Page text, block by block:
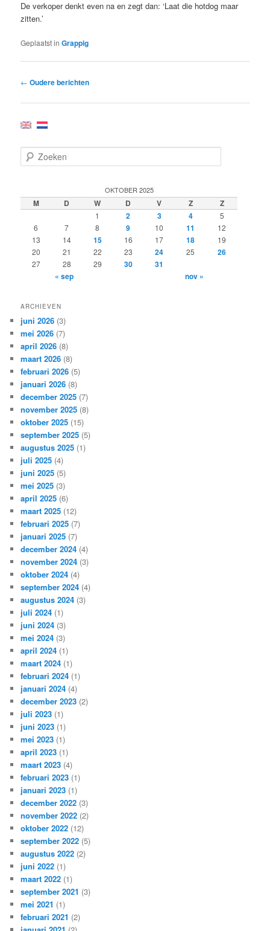
De verkoper denkt even na en zegt dan: ‘Laat die hotdog maar
zitten.’
Geplaatst in Grappig
Bericht
← Oudere berichten
o
e
n
OKTOBER 2025
M D W D V Z Z
1 2 3 4
5
6
7 8 9 10 11
12
13
14 15 16 17 18
19
20
21 22 23 24 25 26
27 28 29 30
31
« sep
nov »
ARCHIEVEN
juni 2026 (3)
mei 2026 (7)
april 2026 (8)
maart 2026 (8)
februari 2026 (5)
januari 2026 (8)
december 2025 (7)
november 2025 (8)
oktober 2025 (15)
september 2025 (5)
augustus 2025 (1)
juli 2025 (4)
juni 2025 (5)
mei 2025 (3)
april 2025 (6)
maart 2025 (12)
februari 2025 (7)
januari 2025 (7)
december 2024 (4)
november 2024 (3)
oktober 2024 (4)
september 2024 (4)
augustus 2024 (3)
juli 2024 (1)
juni 2024 (3)
mei 2024 (3)
april 2024 (1)
maart 2024 (1)
februari 2024 (1)
januari 2024 (4)
december 2023 (2)
juli 2023 (1)
juni 2023 (1)
mei 2023 (1)
april 2023 (1)
maart 2023 (4)
februari 2023 (1)
januari 2023 (1)
december 2022 (3)
november 2022 (2)
oktober 2022 (12)
september 2022 (5)
augustus 2022 (2)
juni 2022 (1)
maart 2022 (1)
september 2021 (3)
mei 2021 (1)
februari 2021 (2)